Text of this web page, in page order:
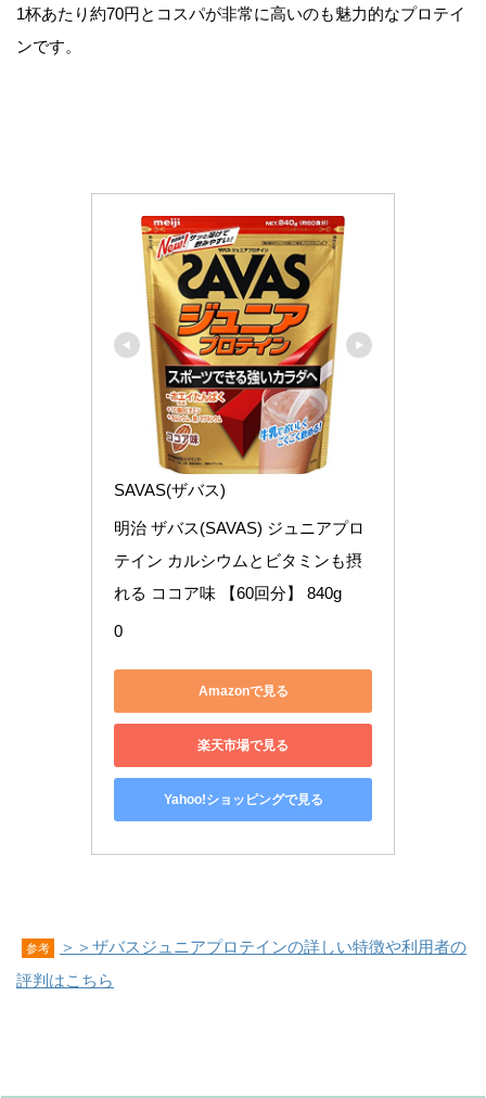
1杯あたり約70円とコスパが非常に高いのも魅力的なプロテイ
ンです。
SAVAS(ザバス)
明治 ザバス(SAVAS) ジュニアプロ
テイン カルシウムとビタミンも摂
れる ココア味 【60回分】 840g
0
Amazonで見る
楽天市場で見る
Yahoo!ショッピングで見る
参考
＞＞ザバスジュニアプロテインの詳しい特徴や利用者の
評判はこちら